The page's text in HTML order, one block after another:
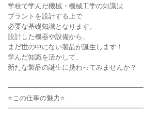
学校で学んだ機械・機械工学の知識は
プラントを設計する上で
必要な基礎知識となります。
設計した機器や設備から、
まだ世の中にない製品が誕生します！
学んだ知識を活かして、
新たな製品の誕生に携わってみませんか？
━━━━━━━━━━━━━━━━━━━━
⭐この仕事の魅力⭐
━━━━━━━━━━━━━━━━━━━━